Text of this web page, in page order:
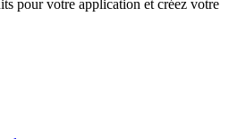
pour votre application et créez votre